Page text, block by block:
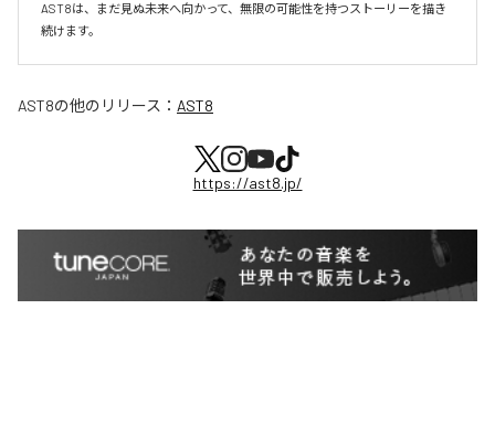
AST8は、まだ見ぬ未来へ向かって、無限の可能性を持つストーリーを描き
続けます。
AST8の他のリリース： AST8
https://ast8.jp/